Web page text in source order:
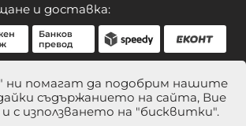
и доставка:
ни помагат да подобрим нашите
съдържанието на сайта, Вие
и с използването на "бисквитки".